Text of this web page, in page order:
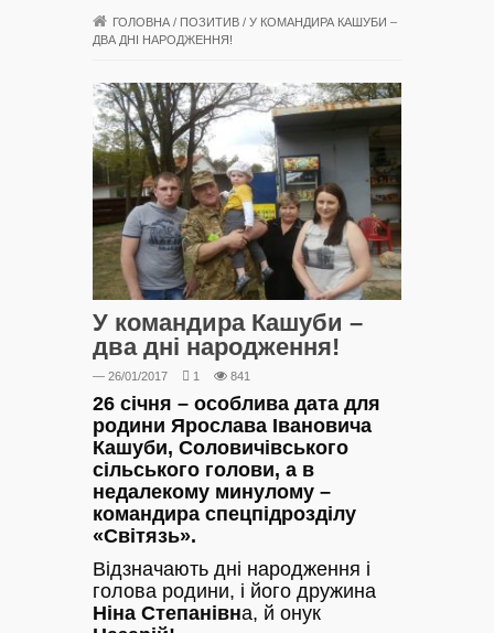
ГОЛОВНА / ПОЗИТИВ / У КОМАНДИРА КАШУБИ –
ДВА ДНІ НАРОДЖЕННЯ!
У командира Кашуби –
два дні народження!
— 26/01/2017 1 841
26 січня – особлива дата для
родини Ярослава Івановича
Кашуби, Соловичівського
сільського голови, а в
недалекому минулому –
командира спецпідрозділу
«Світязь».
Відзначають дні народження і
голова родини, і його дружина
Ніна Степанівна, й онук